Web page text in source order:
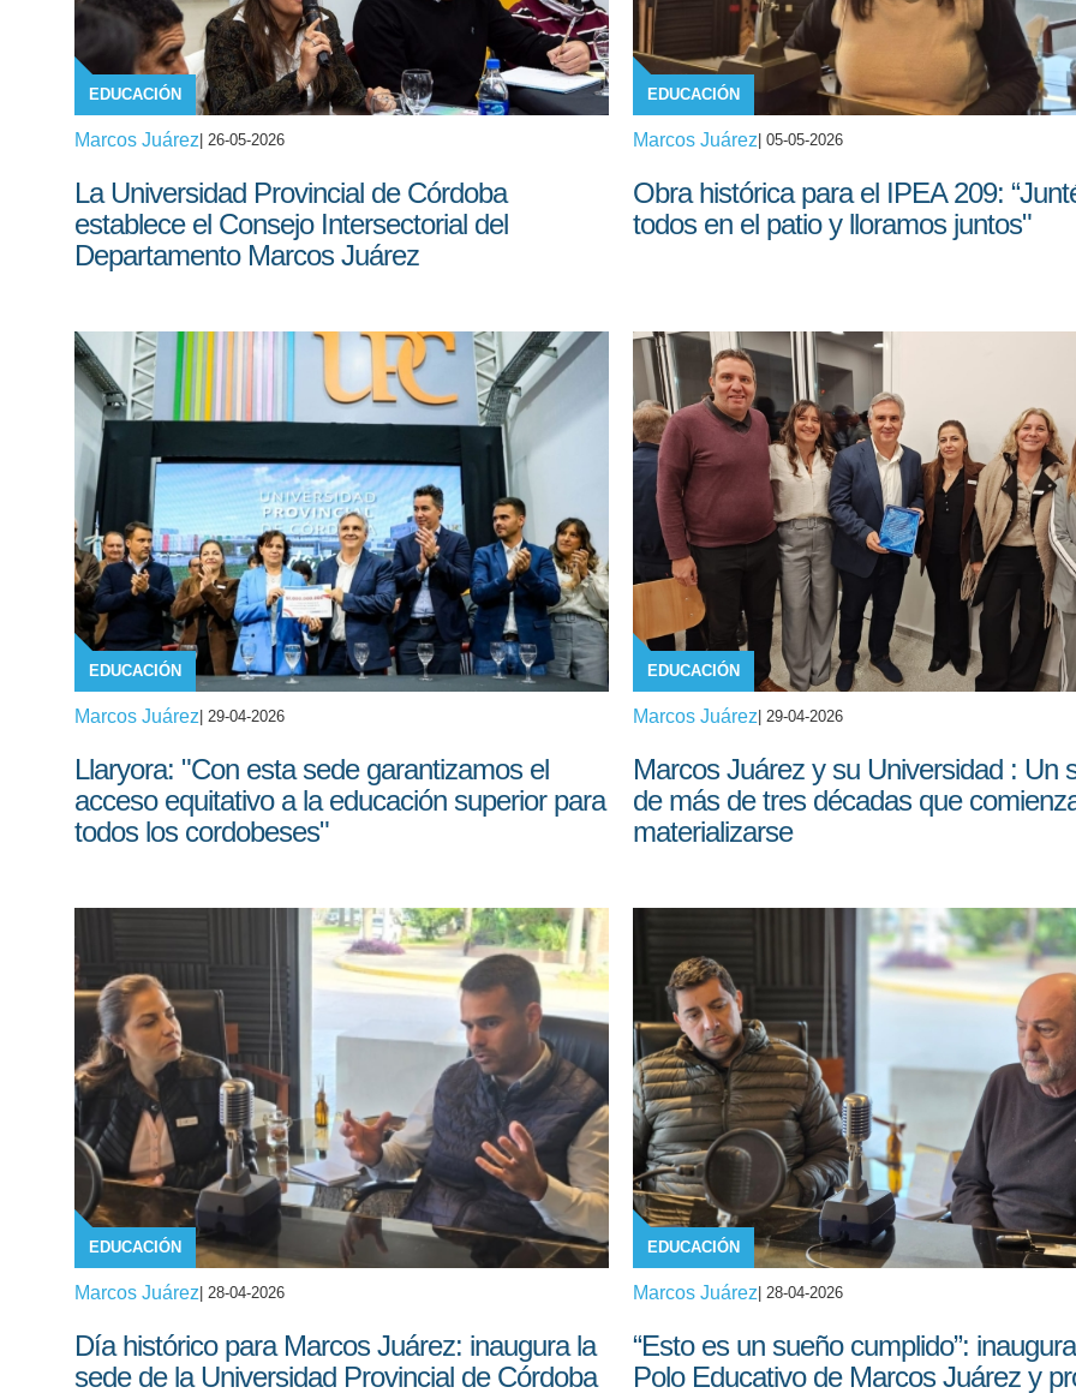
EDUCACIÓN
Marcos Juárez | 26-05-2026
La Universidad Provincial de Córdoba
establece el Consejo Intersectorial del
Departamento Marcos Juárez
EDUCACIÓN
Marcos Juárez | 05-05-2026
Obra histórica para el IPEA 209:
todos en el patio y lloramos juntos"
EDUCACIÓN
Marcos Juárez | 29-04-2026
Llaryora: "Con esta sede garantizamos el
acceso equitativo a la educación superior para
todos los cordobeses"
EDUCACIÓN
Marcos Juárez | 29-04-2026
Marcos Juárez y su Universidad : Un
de más de tres décadas que
materializarse
EDUCACIÓN
Marcos Juárez | 28-04-2026
Día histórico para Marcos Juárez: inaugura la
sede de la Universidad Provincial de Córdoba
EDUCACIÓN
Marcos Juárez | 28-04-2026
“Esto es un sueño cumplido”:
Polo Educativo de Marcos Juárez y